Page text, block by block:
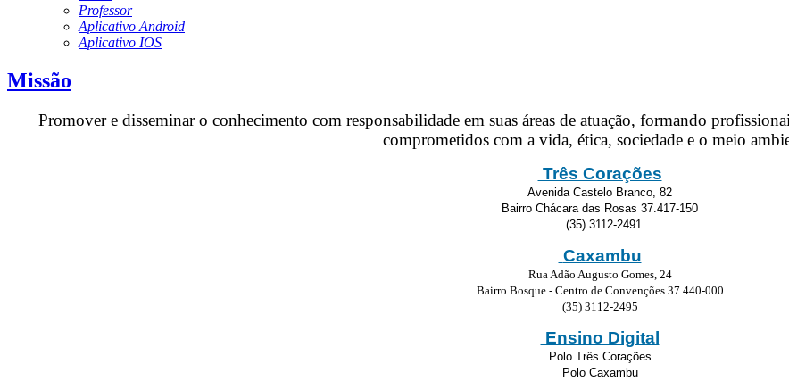
Professor
Aplicativo Android
Aplicativo IOS
Missão
Promover e disseminar o conhecimento com responsabilidade em suas áreas de atuação, formando
comprometidos com a vida, ética, sociedade e o meio
Três Corações
Avenida Castelo Branco, 82
Bairro Chácara das Rosas 37.417-150
(35) 3112-2491
Caxambu
Rua Adão Augusto Gomes, 24
Bairro Bosque - Centro de Convenções 37.440-000
(35) 3112-2495
Ensino Digital
Polo Três Corações
Polo Caxambu